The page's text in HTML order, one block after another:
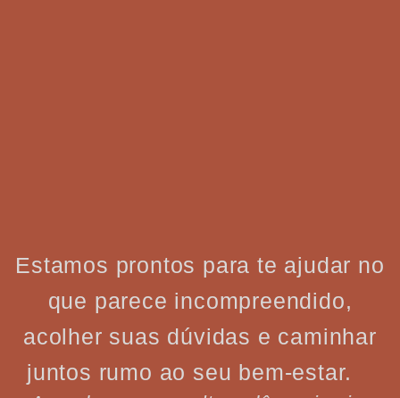
Estamos prontos para te ajudar no
que parece incompreendido,
acolher suas dúvidas e caminhar
juntos rumo ao seu bem-estar.